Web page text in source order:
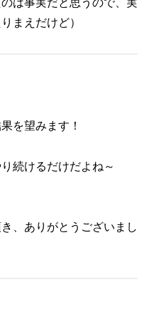
は事実だと思うので、実
まえだけど）
を望みます！
続けるだけだよね～
、ありがとうございまし